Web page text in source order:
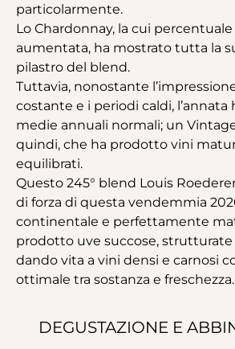
DEGUSTAZIONE E
particolarmente.
Lo Chardonnay, la cui
aumentata, ha mostrato tutta la
pilastro del blend.
Tuttavia, nonostante
costante e i periodi caldi,
medie annuali normali; un
quindi, che ha prodotto vini
equilibrati.
Questo 245° blend Louis
di forza di questa vendemmia
continentale e perfettamente
prodotto uve succose, strutturate
dando vita a vini densi e carnosi
ottimale tra sostanza e freschezza.